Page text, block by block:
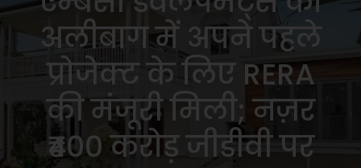
अलीबाग में अपने पहले
प्रोजेक्ट के लिए RERA
की मंजूरी मिली; नज़र
₹400 करोड़ जीडीवी पर